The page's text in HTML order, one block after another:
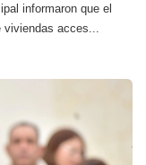
informaron que el
acces...